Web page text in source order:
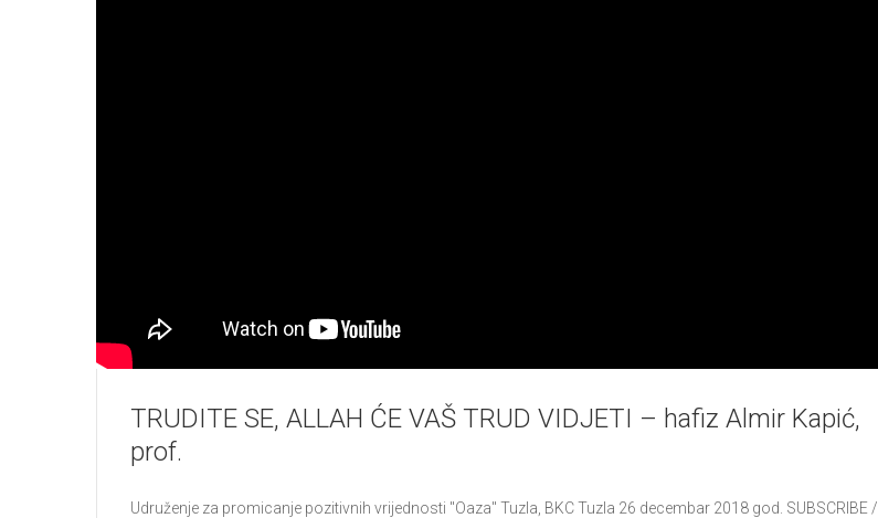
TRUDITE SE, ALLAH ĆE VAŠ TRUD VIDJETI – hafiz Almir Kapić,
prof.
Udruženje za promicanje pozitivnih vrijednosti "Oaza" Tuzla, BKC Tuzla 26 decembar 2018 god. SUBSCRIBE /